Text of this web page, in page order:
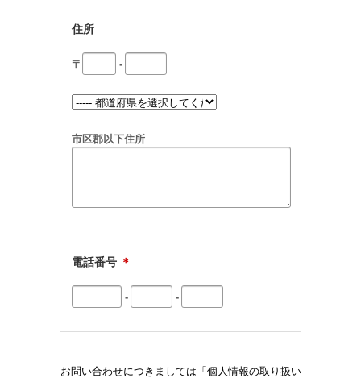
住所
〒 -
市区郡以下住所
電話番号 ＊
- -
お問い合わせにつきましては「個人情報の取り扱い